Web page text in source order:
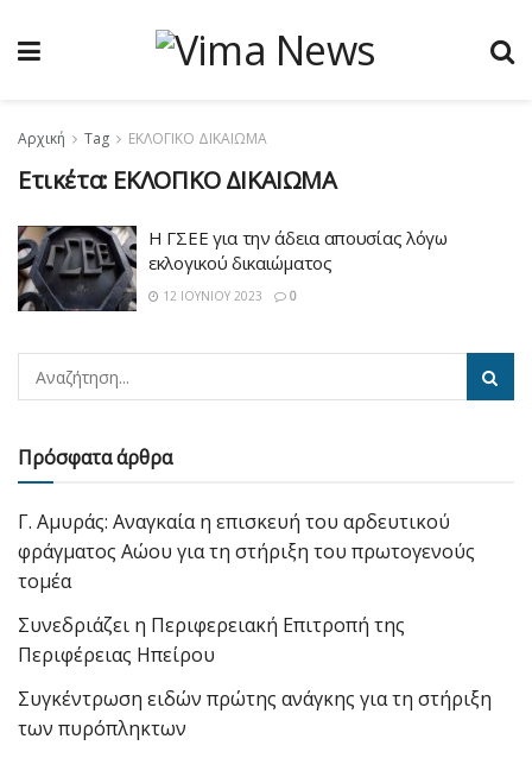
Αρχική Tag ΕΚΛΟΓΙΚΟ ΔΙΚΑΙΩΜΑ
Ετικέτα: ΕΚΛΟΓΙΚΟ ΔΙΚΑΙΩΜΑ
Η ΓΣΕΕ για την άδεια απουσίας λόγω
εκλογικού δικαιώματος
12 ΙΟΥΝΊΟΥ 2023 0
Πρόσφατα άρθρα
Γ. Αμυράς: Αναγκαία η επισκευή του αρδευτικού
φράγματος Αώου για τη στήριξη του πρωτογενούς
τομέα
Συνεδριάζει η Περιφερειακή Επιτροπή της
Περιφέρειας Ηπείρου
Συγκέντρωση ειδών πρώτης ανάγκης για τη στήριξη
των πυρόπληκτων